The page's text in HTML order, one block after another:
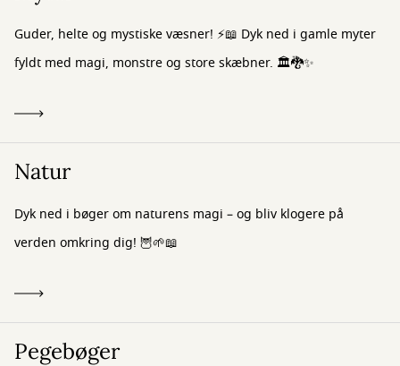
Guder, helte og mystiske væsner! ⚡📖 Dyk ned i gamle myter
fyldt med magi, monstre og store skæbner. 🏛️🐉✨
Natur
Dyk ned i bøger om naturens magi – og bliv klogere på
verden omkring dig! 🦉🌱📖
Pegebøger